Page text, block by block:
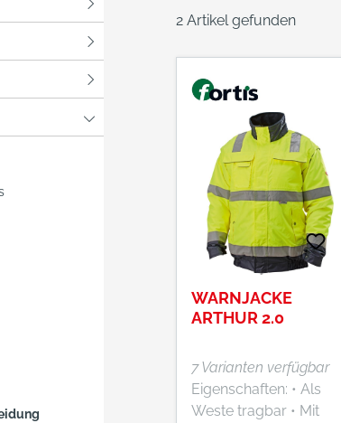
2 Artikel gefunden
WARNJACKE
ARTHUR 2.0
7 Varianten verfügbar
Eigenschaften: • Als
Weste tragbar • Mit